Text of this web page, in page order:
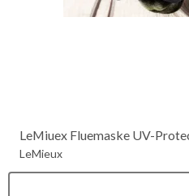
LeMiuex Fluemaske UV-
LeMieux